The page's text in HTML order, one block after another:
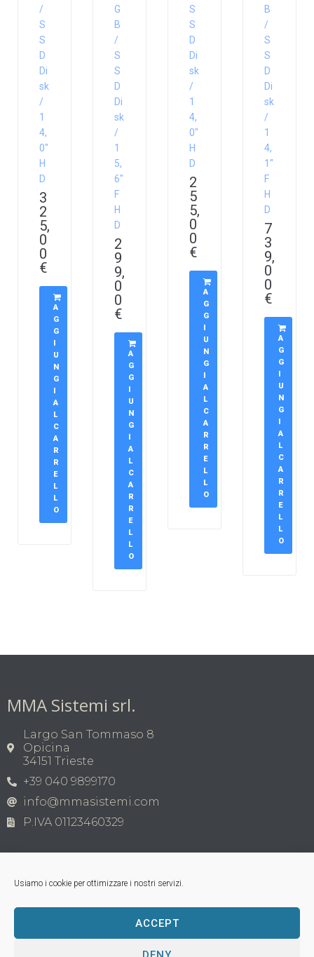
Usiamo i cookie per ottimizzare i nostri servizi.
ACCEPT
/
S
S
D
Di
sk
/
1
4,
0″
H
D
3
2
5,
0
0
€
A
G
G
I
U
N
G
I
A
L
C
A
R
R
E
L
L
O
G
B
/
S
S
D
Di
sk
/
1
5,
6″
F
H
D
2
9
9,
0
0
€
A
G
G
I
U
N
G
I
A
L
C
A
R
R
E
L
L
O
S
S
D
Di
sk
/
1
4,
0″
H
D
2
5
5,
0
0
€
A
G
G
I
U
N
G
I
A
L
C
A
R
R
E
L
L
O
B
/
S
S
D
Di
sk
/
1
4,
1″
F
H
D
7
3
9,
0
0
€
A
G
G
I
U
N
G
I
A
L
C
A
R
R
E
L
L
O
MMA Sistemi srl.
Largo San Tommaso 8
Opicina
34151 Trieste
+39 040 9899170
info@mmasistemi.com
P.IVA 01123460329
Copyright © MMA Sistemi s.r.l. 2026 | P.IVA
01123460329